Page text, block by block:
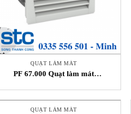
QUẠT LÀM MÁT
PF 67.000 Quạt làm mát
QUẠT LÀM MÁT